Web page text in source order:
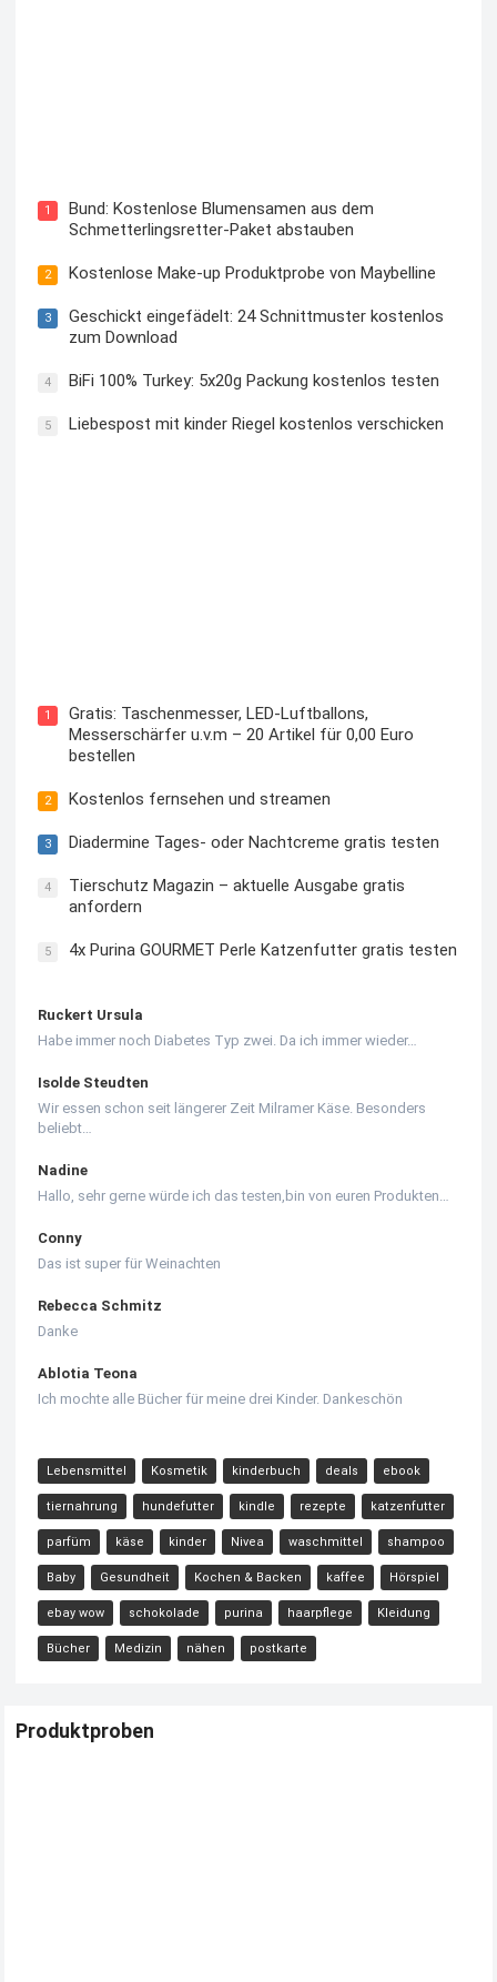
1
Bund: Kostenlose Blumensamen aus dem
Schmetterlingsretter-Paket abstauben
2 Kostenlose Make-up Produktprobe von Maybelline
3
Geschickt eingefädelt: 24 Schnittmuster kostenlos
zum Download
4 BiFi 100% Turkey: 5x20g Packung kostenlos testen
5 Liebespost mit kinder Riegel kostenlos verschicken
1
Gratis: Taschenmesser, LED-Luftballons,
Messerschärfer u.v.m – 20 Artikel für 0,00 Euro
bestellen
2 Kostenlos fernsehen und streamen
3 Diadermine Tages- oder Nachtcreme gratis testen
4
Tierschutz Magazin – aktuelle Ausgabe gratis
anfordern
5 4x Purina GOURMET Perle Katzenfutter gratis testen
Ruckert Ursula
Habe immer noch Diabetes Typ zwei. Da ich immer wieder…
Isolde Steudten
Wir essen schon seit längerer Zeit Milramer Käse. Besonders
beliebt…
Nadine
Hallo, sehr gerne würde ich das testen,bin von euren Produkten…
Conny
Das ist super für Weinachten
Rebecca Schmitz
Danke
Ablotia Teona
Ich mochte alle Bücher für meine drei Kinder. Dankeschön
Lebensmittel Kosmetik kinderbuch deals ebook
tiernahrung hundefutter kindle rezepte katzenfutter
parfüm käse kinder Nivea waschmittel shampoo
Baby Gesundheit Kochen & Backen kaffee Hörspiel
ebay wow schokolade purina haarpflege Kleidung
Bücher Medizin nähen postkarte
Produktproben